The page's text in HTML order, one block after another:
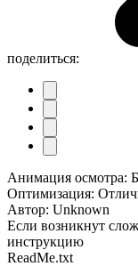
поделиться:
Анимация осмотра:
Оптимизация:
Автор: Unknown
Если возникнут
инструкцию
ReadMe.txt